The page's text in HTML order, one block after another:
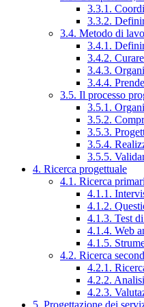
3.3.1.
3.3.2.
3.4. Metodo di
3.4.1.
3.4.2.
3.4.3.
3.4.4.
3.5. Il processo
3.5.1.
3.5.2.
3.5.3.
3.5.4.
3.5.5.
4. Ricerca progettuale
4.1. Ricerca
4.1.1.
4.1.2.
4.1.3. Test
4.1.4. Web
4.1.5.
4.2. Ricerca
4.2.1.
4.2.2.
4.2.3.
5. Progettazione dei